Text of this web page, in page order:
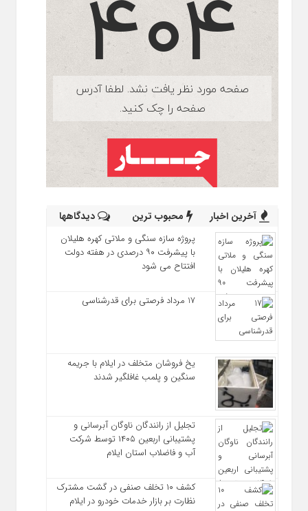
آخرین اخبار محبوب ترین دیدگاهها
پروژه سازه سنگی و ملاتی کهره هلیلان
با پیشرفت ۹۰ درصدی در هفته دولت
افتتاح می شود
17 مرداد فرصتی برای قدرشناسی
یخ‌ فروشان متخلف در ایلام با جریمه
سنگین و پلمب غافلگیر شدند
تجلیل از رانندگان ناوگان آبرسانی و
پشتیبانی اربعین ۱۴۰۵ توسط شرکت
آب و فاضلاب استان ایلام
کشف ۱۰ تخلف صنفی در گشت مشترک
نظارت بر بازار خدمات خودرو در ایلام